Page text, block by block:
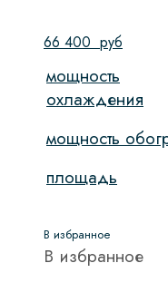
66 400 руб
мощность
охлаждения
мощность
площадь
В избранное
В избранное